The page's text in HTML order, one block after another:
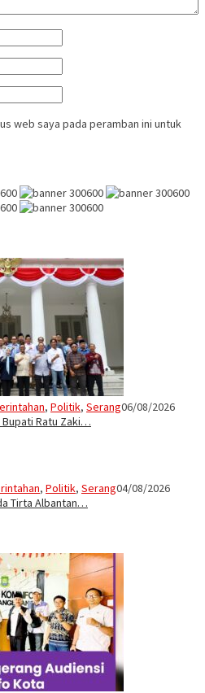
web saya pada peramban ini untuk
, Politik, Serang06/08/2026
Bupati Ratu Zaki…
, Politik, Serang04/08/2026
Tirta Albantan…